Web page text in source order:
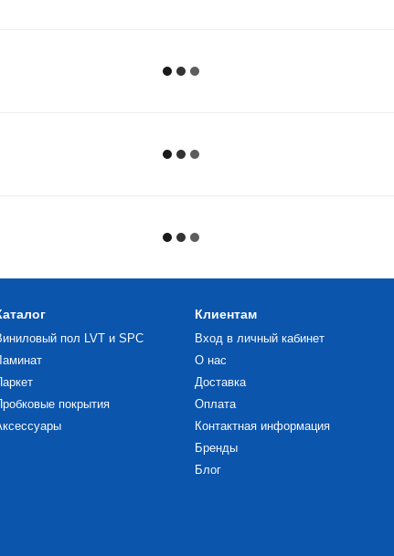
пол LVT и SPC
покрытия
Клиентам
Вход в личный кабинет
О нас
Доставка
Оплата
Контактная информация
Бренды
Блог